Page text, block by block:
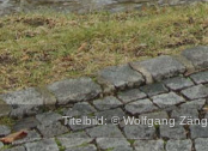
Titelbild:© Wolfgang